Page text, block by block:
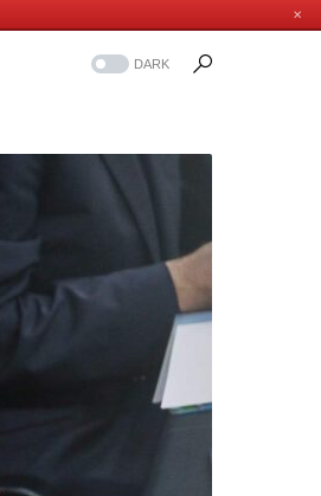
✕
DARK